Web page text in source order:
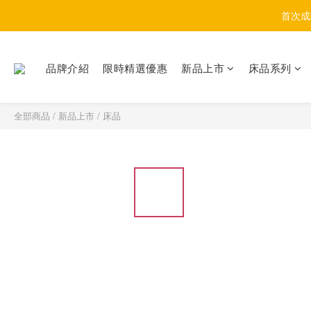
首次
品牌介紹 限時精選優惠 新品上市 床品系列
全部商品 / 新品上市 / 床品